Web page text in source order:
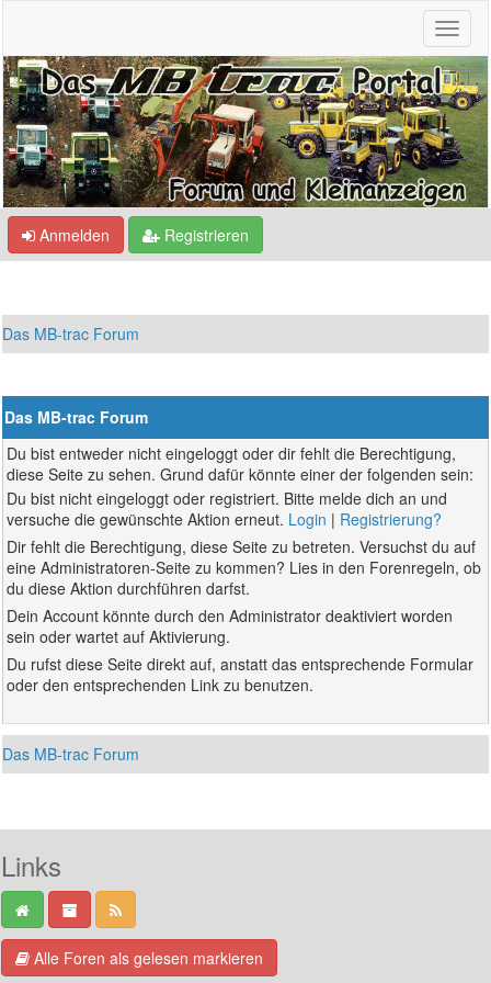
Anmelden Registrieren
Das MB-trac Forum
Das MB-trac Forum
Du bist entweder nicht eingeloggt oder dir fehlt die Berechtigung,
diese Seite zu sehen. Grund dafür könnte einer der folgenden sein:
Du bist nicht eingeloggt oder registriert. Bitte melde dich an und
versuche die gewünschte Aktion erneut. Login | Registrierung?
Dir fehlt die Berechtigung, diese Seite zu betreten. Versuchst du auf
eine Administratoren-Seite zu kommen? Lies in den Forenregeln, ob
du diese Aktion durchführen darfst.
Dein Account könnte durch den Administrator deaktiviert worden
sein oder wartet auf Aktivierung.
Du rufst diese Seite direkt auf, anstatt das entsprechende Formular
oder den entsprechenden Link zu benutzen.
Das MB-trac Forum
Links
Alle Foren als gelesen markieren